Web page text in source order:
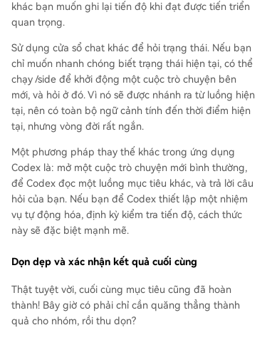
khác bạn muốn ghi lại tiến độ khi đạt được tiến triển
quan trọng.
Sử dụng cửa sổ chat khác để hỏi trạng thái. Nếu bạn
chỉ muốn nhanh chóng biết trạng thái hiện tại, có thể
chạy /side để khởi động một cuộc trò chuyện bên
mới, và hỏi ở đó. Vì nó sẽ được nhánh ra từ luồng hiện
tại, nên có toàn bộ ngữ cảnh tính đến thời điểm hiện
tại, nhưng vòng đời rất ngắn.
Một phương pháp thay thế khác trong ứng dụng
Codex là: mở một cuộc trò chuyện mới bình thường,
để Codex đọc một luồng mục tiêu khác, và trả lời câu
hỏi của bạn. Nếu bạn để Codex thiết lập một nhiệm
vụ tự động hóa, định kỳ kiểm tra tiến độ, cách thức
này sẽ đặc biệt mạnh mẽ.
Dọn dẹp và xác nhận kết quả cuối cùng
Thật tuyệt vời, cuối cùng mục tiêu cũng đã hoàn
thành! Bây giờ có phải chỉ cần quăng thẳng thành
quả cho nhóm, rồi thu dọn?